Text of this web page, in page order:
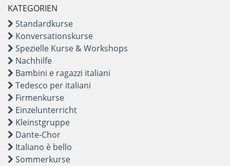
KATEGORIEN
Standardkurse
Konversationskurse
Spezielle Kurse & Workshops
Nachhilfe
Bambini e ragazzi italiani
Tedesco per italiani
Firmenkurse
Einzelunterricht
Kleinstgruppe
Dante-Chor
Italiano è bello
Sommerkurse